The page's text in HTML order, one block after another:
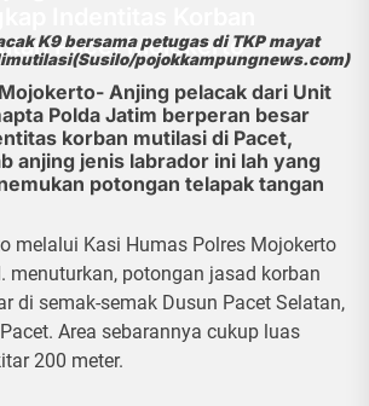
Pacet Mojokerto
K9 bersama petugas di TKP mayat
pojokkampungnews.com)
Anjing pelacak dari Unit
Polda Jatim berperan besar
korban mutilasi di Pacet,
anjing jenis labrador ini lah yang
potongan telapak tangan
melalui Kasi Humas Polres Mojokerto
menuturkan, potongan jasad korban
di semak-semak Dusun Pacet Selatan,
Area sebarannya cukup luas
200 meter.